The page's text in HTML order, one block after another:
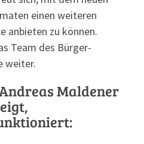
einen weiteren
anbieten zu können.
Team des Bürger-
weiter.
Maldener